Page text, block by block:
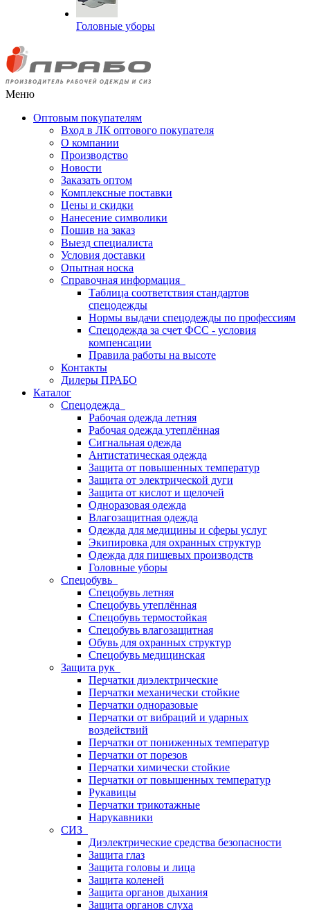
Головные уборы
Меню
Оптовым покупателям
Вход в ЛК оптового покупателя
О компании
Производство
Новости
Заказать оптом
Комплексные поставки
Цены и скидки
Нанесение символики
Пошив на заказ
Выезд специалиста
Условия доставки
Опытная носка
Справочная информация
Таблица соответствия стандартов
спецодежды
Нормы выдачи спецодежды по профессиям
Спецодежда за счет ФСС - условия
компенсации
Правила работы на высоте
Контакты
Дилеры ПРАБО
Каталог
Спецодежда
Рабочая одежда летняя
Рабочая одежда утеплённая
Сигнальная одежда
Антистатическая одежда
Защита от повышенных температур
Защита от электрической дуги
Защита от кислот и щелочей
Одноразовая одежда
Влагозащитная одежда
Одежда для медицины и сферы услуг
Экипировка для охранных структур
Одежда для пищевых производств
Головные уборы
Спецобувь
Спецобувь летняя
Спецобувь утеплённая
Спецобувь термостойкая
Спецобувь влагозащитная
Обувь для охранных структур
Спецобувь медицинская
Защита рук
Перчатки диэлектрические
Перчатки механически стойкие
Перчатки одноразовые
Перчатки от вибраций и ударных
воздействий
Перчатки от пониженных температур
Перчатки от порезов
Перчатки химически стойкие
Перчатки от повышенных температур
Рукавицы
Перчатки трикотажные
Нарукавники
СИЗ
Диэлектрические средства безопасности
Защита глаз
Защита головы и лица
Защита коленей
Защита органов дыхания
Защита органов слуха